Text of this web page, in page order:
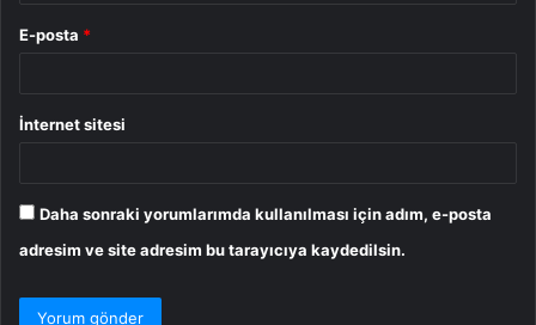
E-posta *
İnternet sitesi
Daha sonraki yorumlarımda kullanılması için adım, e-posta
adresim ve site adresim bu tarayıcıya kaydedilsin.